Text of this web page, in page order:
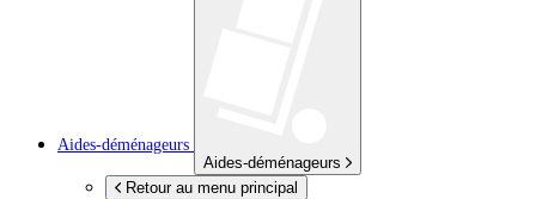
Aides-déménageurs
Aides-déménageurs
Retour au menu principal